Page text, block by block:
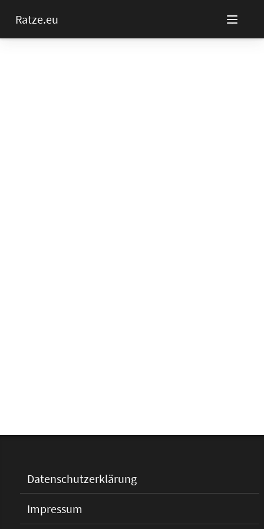
Ratze.eu
Datenschutzerklärung
Impressum